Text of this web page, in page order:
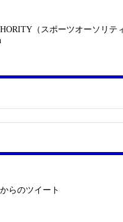
（スポーツオーソリテ
らのツイート